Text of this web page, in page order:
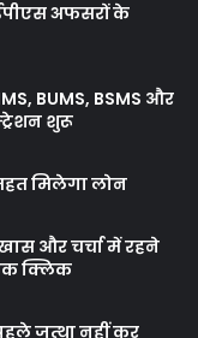
अफसरों के
BUMS, BSMS और
शुरू
मिलेगा लोन
और चर्चा में रहने
क्लिक
जत्था नहीं कर